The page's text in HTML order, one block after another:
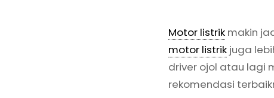
Motor listrik makin
motor listrik juga
driver ojol atau lagi
rekomendasi